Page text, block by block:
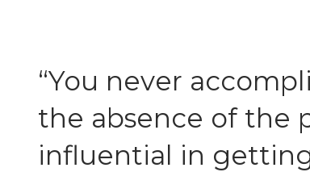
“You never
the absence of the
influential in